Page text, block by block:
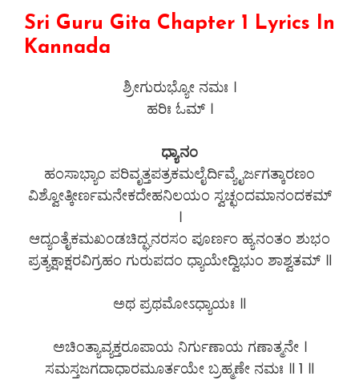
Sri Guru Gita Chapter 1 Lyrics In
Kannada
ಶ್ರೀಗುರುಭ್ಯೋ ನಮಃ ।
ಹರಿಃ ಓಮ್ ।
ಧ್ಯಾನಂ
ಹಂಸಾಭ್ಯಾಂ ಪರಿವೃತ್ತಪತ್ರಕಮಲೈರ್ದಿವ್ಯೈರ್ಜಗತ್ಕಾರಣಂ
ವಿಶ್ವೋತ್ಕೀರ್ಣಮನೇಕದೇಹನಿಲಯಂ ಸ್ವಚ್ಛಂದಮಾನಂದಕಮ್
।
ಆದ್ಯಂತೈಕಮಖಂಡಚಿದ್ಘನರಸಂ ಪೂರ್ಣಂ ಹ್ಯನಂತಂ ಶುಭಂ
ಪ್ರತ್ಯಕ್ಷಾಕ್ಷರವಿಗ್ರಹಂ ಗುರುಪದಂ ಧ್ಯಾಯೇದ್ವಿಭುಂ ಶಾಶ್ವತಮ್ ॥
ಅಥ ಪ್ರಥಮೋಽಧ್ಯಾಯಃ ॥
ಅಚಿಂತ್ಯಾವ್ಯಕ್ತರೂಪಾಯ ನಿರ್ಗುಣಾಯ ಗಣಾತ್ಮನೇ ।
ಸಮಸ್ತಜಗದಾಧಾರಮೂರ್ತಯೇ ಬ್ರಹ್ಮಣೇ ನಮಃ ॥ 1 ॥